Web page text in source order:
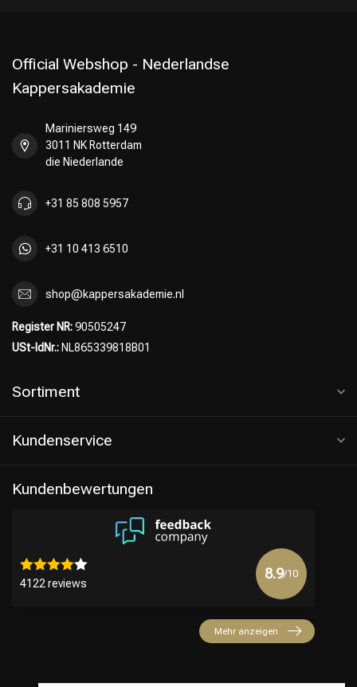
Official Webshop - Nederlandse
Kappersakademie
Mariniersweg 149
3011 NK Rotterdam
die Niederlande
+31 85 808 5957
+31 10 413 6510
shop@kappersakademie.nl
Register NR:90505247
USt-IdNr.: NL865339818B01
Sortiment
Kundenservice
Kundenbewertungen
4122 reviews
8.9/10
Mehr anzeigen